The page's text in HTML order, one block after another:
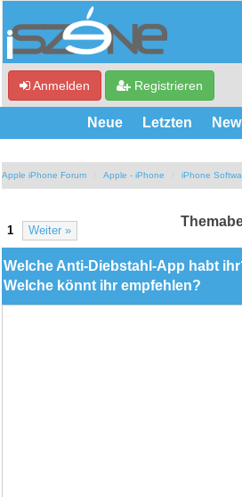
Anmelden Registrieren
Neue Letzten
Apple iPhone Forum Apple - iPhone iPhone
1 Weiter »
Welche Anti-Diebstahl-App habt
Welche könnt ihr empfehlen?